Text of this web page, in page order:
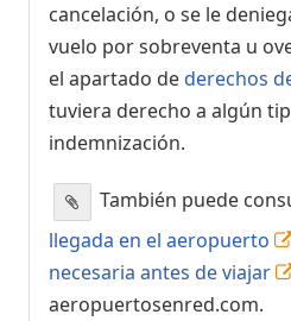
cancelación, o se le
vuelo por sobreventa u
el apartado dederechos
tuviera derecho a algún
indemnización.
También puede
llegada en el aeropuerto
necesaria antes de viajar
aeropuertosenred.com.